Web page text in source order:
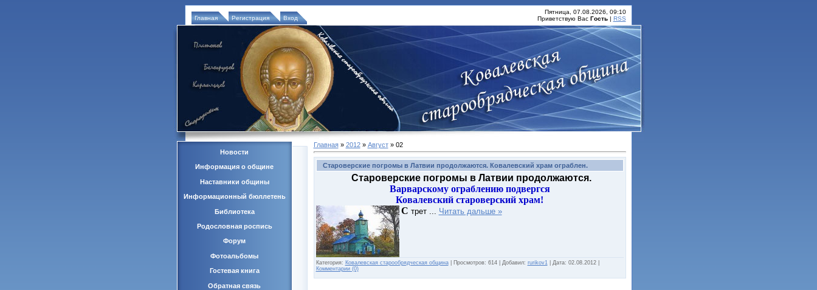
Главная Регистрация Вход
Пятница, 07.08.2026, 09:10
Приветствую Вас Гость| RSS
Новости
Информация о общине
Наставники общины
Информационный бюллетень
Библиотека
Родословная роспись
Форум
Фотоальбомы
Гостевая книга
Обратная связь
Главная» 2012 » Август » 02
Староверские погромы в Латвии продолжаются. Ковалевский храм ограблен.
Староверские погромы в Латвии продолжаются.
Варварскому ограблению подвергся
Ковалевский староверский храм!
С трет Читать дальше »
Категория: Ковалевская старообрядческая община Просмотров: 614 Добавил: rurikov1 Дата: 02.08.2012
Комментарии (0)